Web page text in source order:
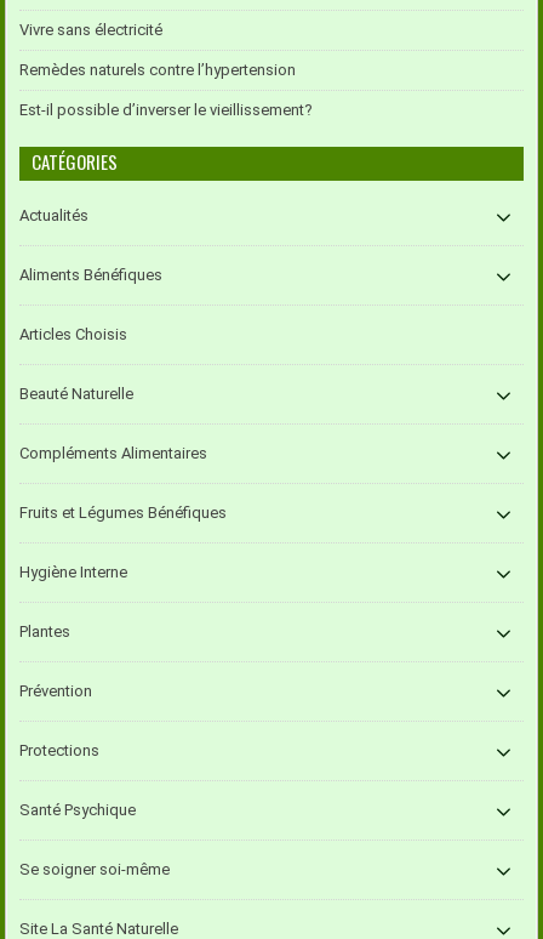
Vivre sans électricité
Remèdes naturels contre l’hypertension
Est-il possible d’inverser le vieillissement?
CATÉGORIES
Actualités
Aliments Bénéfiques
Articles Choisis
Beauté Naturelle
Compléments Alimentaires
Fruits et Légumes Bénéfiques
Hygiène Interne
Plantes
Prévention
Protections
Santé Psychique
Se soigner soi-même
Site La Santé Naturelle